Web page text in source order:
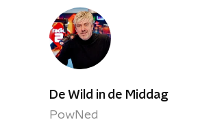
De Wild in de Middag
PowNed